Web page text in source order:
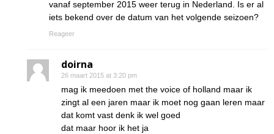
vanaf september 2015 weer terug in Nederland. Is er al
iets bekend over de datum van het volgende seizoen?
Reageer
doirna
26 maart 2015 at 3:20 pm
mag ik meedoen met the voice of holland maar ik
zingt al een jaren maar ik moet nog gaan leren maar
dat komt vast denk ik wel goed
dat maar hoor ik het ja